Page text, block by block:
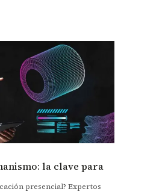
la clave para
presencial? Expertos